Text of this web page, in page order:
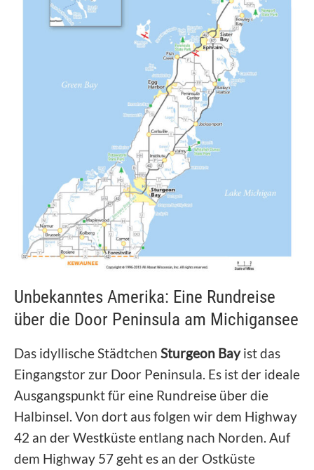
Unbekanntes Amerika: Eine Rundreise
über die Door Peninsula am Michigansee
Das idyllische Städtchen Sturgeon Bayist das
Eingangstor zur Door Peninsula. Es ist der ideale
Ausgangspunkt für eine Rundreise über die
Halbinsel. Von dort aus folgen wir dem Highway
42 an der Westküste entlang nach Norden. Auf
dem Highway 57 geht es an der Ostküste